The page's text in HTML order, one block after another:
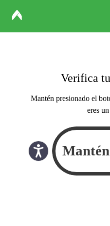
Verifica
Mantén presionado el
eres